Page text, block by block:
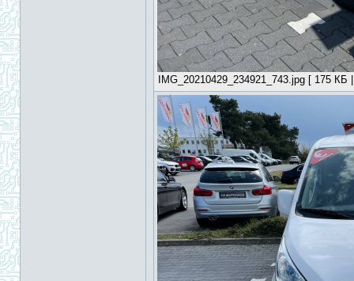
IMG_20210429_234921_743.jpg [ 175 КБ